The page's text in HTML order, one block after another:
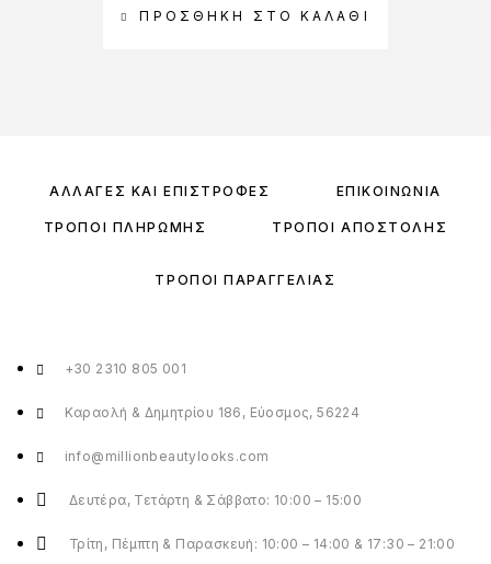
ΠΡΟΣΘΉΚΗ ΣΤΟ ΚΑΛΆΘΙ
ΑΛΛΑΓΈΣ ΚΑΙ ΕΠΙΣΤΡΟΦΈΣ ΕΠΙΚΟΙΝΩΝΊΑ
ΤΡΌΠΟΙ ΠΛΗΡΩΜΉΣ ΤΡΌΠΟΙ ΑΠΟΣΤΟΛΉΣ
ΤΡΌΠΟΙ ΠΑΡΑΓΓΕΛΊΑΣ
+30 2310 805 001
Καραολή & Δημητρίου 186, Εύοσμος, 56224
info@millionbeautylooks.com
Δευτέρα, Τετάρτη & Σάββατο: 10:00 – 15:00
Τρίτη, Πέμπτη & Παρασκευή: 10:00 – 14:00 & 17:30 – 21:00